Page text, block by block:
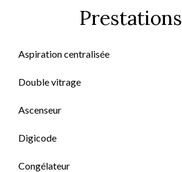
Prestations
Aspiration centralisée
Double vitrage
Ascenseur
Digicode
Congélateur